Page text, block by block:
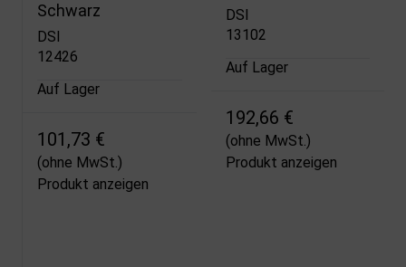
Schwarz
DSI
12426
Auf Lager
101,73 €
(ohne MwSt.)
Produkt anzeigen
DSI
13102
Auf Lager
192,66 €
(ohne MwSt.)
Produkt anzeigen